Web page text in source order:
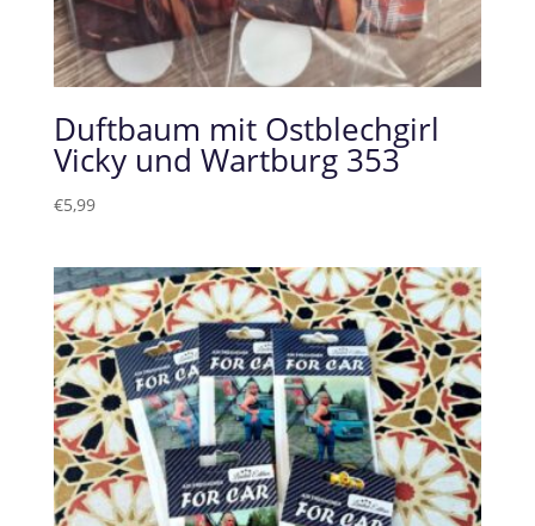
Duftbaum mit Ostblechgirl
Vicky und Wartburg 353
€5,99